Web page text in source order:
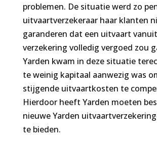
problemen. De situatie werd zo
uitvaartverzekeraar haar klanten
garanderen dat een uitvaart
verzekering volledig vergoed zou
Yarden kwam in deze situatie
te weinig kapitaal aanwezig was
stijgende uitvaartkosten te
Hierdoor heeft Yarden moeten
nieuwe Yarden
te bieden.